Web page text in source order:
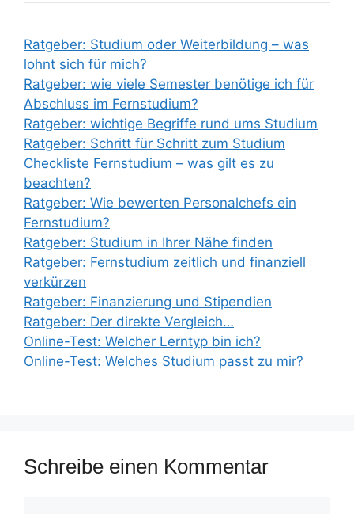
Ratgeber: Studium oder Weiterbildung – was
lohnt sich für mich?
Ratgeber: wie viele Semester benötige ich für
Abschluss im Fernstudium?
Ratgeber: wichtige Begriffe rund ums Studium
Ratgeber: Schritt für Schritt zum Studium
Checkliste Fernstudium – was gilt es zu
beachten?
Ratgeber: Wie bewerten Personalchefs ein
Fernstudium?
Ratgeber: Studium in Ihrer Nähe finden
Ratgeber: Fernstudium zeitlich und finanziell
verkürzen
Ratgeber: Finanzierung und Stipendien
Ratgeber: Der direkte Vergleich…
Online-Test: Welcher Lerntyp bin ich?
Online-Test: Welches Studium passt zu mir?
Schreibe einen Kommentar